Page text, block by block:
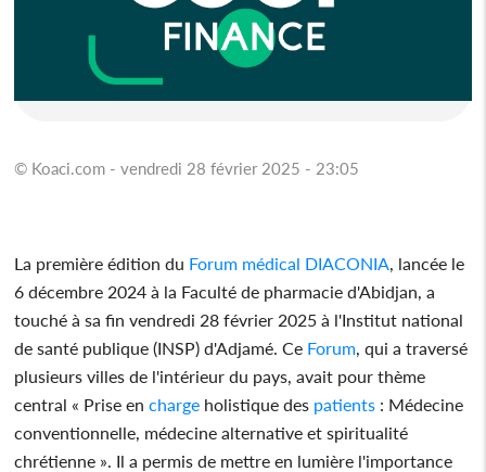
© Koaci.com - vendredi 28 février 2025 - 23:05
La première édition du Forum médical DIACONIA , lancée le
6 décembre 2024 à la Faculté de pharmacie d'Abidjan, a
touché à sa fin vendredi 28 février 2025 à l'Institut national
de santé publique (INSP) d'Adjamé. Ce Forum , qui a traversé
plusieurs villes de l'intérieur du pays, avait pour thème
central « Prise en charge holistique des patients : Médecine
conventionnelle, médecine alternative et spiritualité
chrétienne ». Il a permis de mettre en lumière l'importance